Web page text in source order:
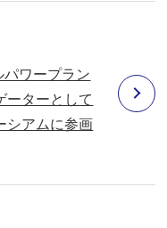
パワープラン
ーターとして
シアムに参画